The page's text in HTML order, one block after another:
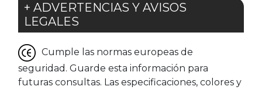
+ ADVERTENCIAS Y AVISOS
LEGALES
Cumple las normas europeas de
seguridad. Guarde esta información para
futuras consultas. Las especificaciones, colores y